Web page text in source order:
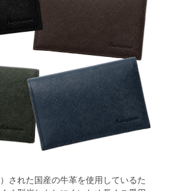
された国産の牛革を使用しているた